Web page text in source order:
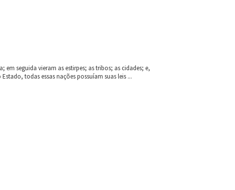
seguida vieram as estirpes; as tribos; as cidades; e,
todas essas nações possuíam suas leis ...